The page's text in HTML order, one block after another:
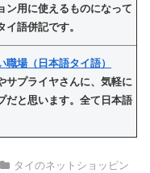
ン用に使えるものになって
語併記です。
場（日本語タイ語）
サプライヤさんに、気軽に
だと思います。全て日本語
タイのネットショッピン